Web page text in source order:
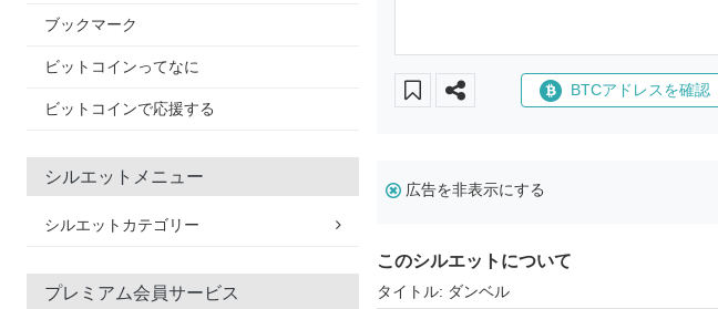
ブックマーク
ビットコインってなに
ビットコインで応援する
シルエットメニュー
シルエットカテゴリー
プレミアム会員サービス
BTCアドレスを確認
広告を非表示にする
このシルエットについて
タイトル: ダンベル